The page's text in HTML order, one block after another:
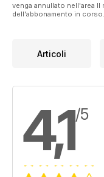
venga annullato nell'area
dell'abbonamento in corso.
Articoli
4,1/5